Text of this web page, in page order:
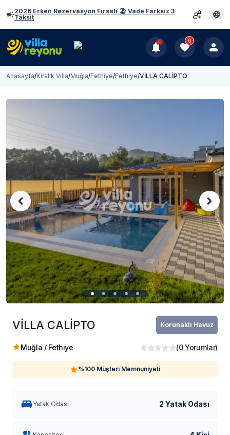
2026 Erken Rezervasyon Fırsatı 🏖️ Vade Farksız 3
Taksit
0
Anasayfa/Kiralık Villa/Muğla/Fethiye/Fethiye/VİLLA CALİPTO
VİLLA CALİPTO Korunaklı Havuz
Muğla / Fethiye (0 Yorumlar)
%100 Müşteri Memnuniyeti
Yatak Odası 2 Yatak Odası